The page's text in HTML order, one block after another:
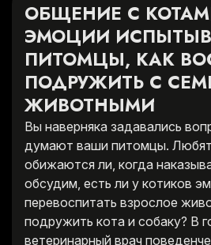
ОБЩЕНИЕ С
ЭМОЦИИ
ПИТОМЦЫ, КАК
ПОДРУЖИТЬ С
ЖИВОТНЫМИ
Вы наверняка задавались
думают ваши питомцы. Любят
обижаются ли, когда
обсудим, есть ли у котиков
перевоспитать взрослое
подружить кота и собаку? В
ветеринарный врач